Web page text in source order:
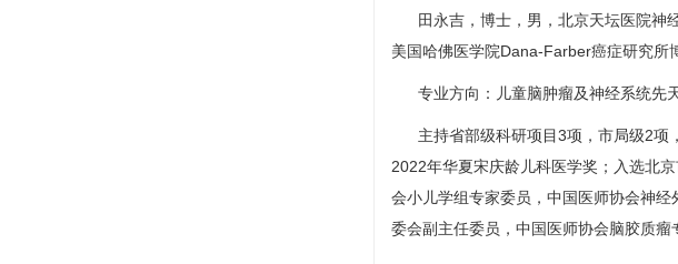
田永吉 ，博士，男，北京天坛医院神
美国哈佛医学院Dana-Farber癌症研究所
专业方向：儿童脑肿瘤及神经系统先
主持省部级科研项目3项，市局级2项
2022年华夏宋庆龄儿科医学奖；入选北
会小儿学组专家委员，中国医师协会神经
委会副主任委员，中国医师协会脑胶质瘤